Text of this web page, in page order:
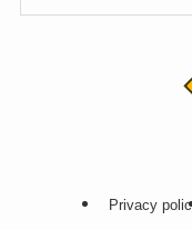
Privacy